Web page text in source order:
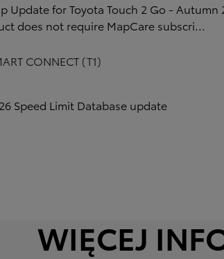
Update for Toyota Touch 2 Go - Autumn
does not require MapCare subscri...
CONNECT (T1)
Speed Limit Database update
WIĘCEJ